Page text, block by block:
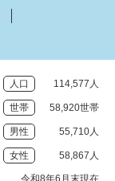
人口 114,577人
世帯 58,920世帯
男性 55,710人
女性 58,867人
令和8年6月末現在